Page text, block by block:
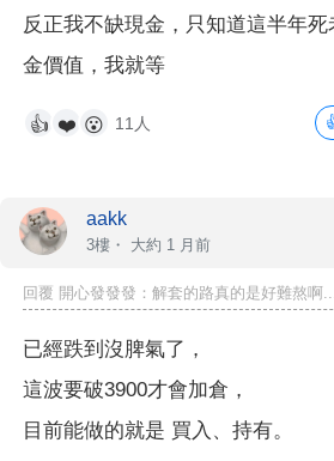
反正我不缺現金，只知道這半年
金價值，我就等
👍 ❤️ 😮 11人
aakk
3樓・ 大約 1 月前
回覆 開心發發發：解套的路真的是好難熬啊
已經跌到沒脾氣了，
這波要破3900才會加倉，
目前能做的就是 買入、持有。